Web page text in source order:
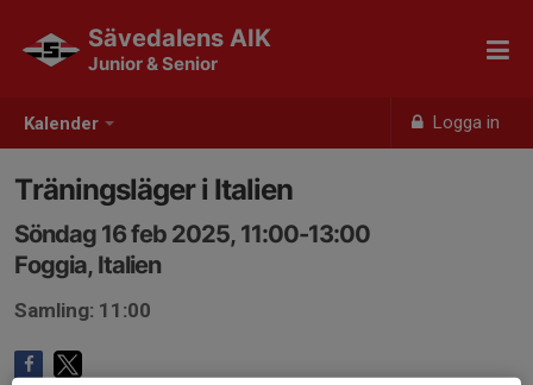
Kalender Logga in
Sävedalens AIK
Junior & Senior
Träningsläger i Italien
Söndag 16 feb 2025, 11:00-13:00
Foggia, Italien
Samling: 11:00